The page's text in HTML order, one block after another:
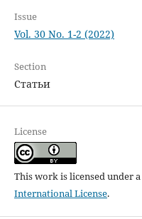
Issue
Vol. 30 No. 1-2 (2022)
Section
Статьи
License
This work is licensed under a
International License.